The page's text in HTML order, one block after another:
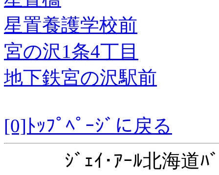
星置養護学校前
宮の沢1条4丁目
地下鉄宮の沢駅前
[0]ﾄｯﾌﾟﾍﾟｰｼﾞに戻る
ｼﾞｪｲ･ｱｰﾙ北海道